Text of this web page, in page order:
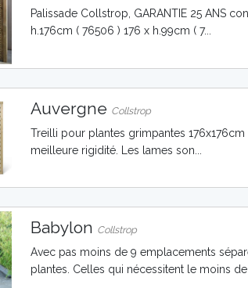
Palissade Collstrop, GARANTIE 25 ANS
h.176cm ( 76506 ) 176 x h.99cm ( 7...
Auvergne Collstrop
Treilli pour plantes grimpantes
meilleure rigidité. Les lames son...
Babylon Collstrop
Avec pas moins de 9 emplacements
plantes. Celles qui nécessitent le moins de